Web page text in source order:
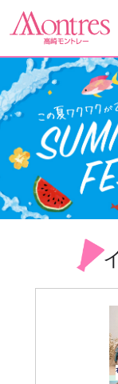
フロアガイド
ショップ一覧
イベント&ニュ
ショップニュー
営業案内・ア